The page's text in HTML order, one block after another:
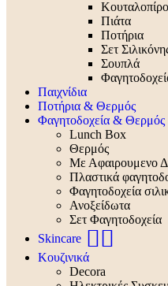
Πιάτα
Ποτήρια
Σετ
Σουπλά
Παιχνίδια
Ποτήρια & Θερμός
Φαγητοδοχεία & Θερμός
Lunch Box
Θερμός
Με Αφαιρουμενο
Πλαστικά
Φαγητοδοχεία
Ανοξείδωτα
Σετ Φαγητοδοχεία
Skincare 🧖‍♀️
Κουζινικά
Decora